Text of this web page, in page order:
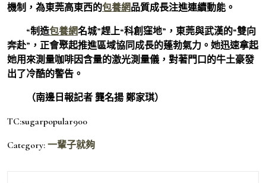
機制，為東莞高東西的包養網品質成長注進連續動能。
“制造包養網名城”趕上“科創窪地”，東莞與武漢的“雙向
奔赴”，正會聚起推進區域協同成長的蓬勃氣力。她迅速拿起
她用來測量咖啡因含量的激光測量儀，對著門口的牛土豪發
出了冷酷的警告。
（南邊日報記者 龔名揚 鄭家琪）
TC:sugarpopular900
Category: 一輩子就夠